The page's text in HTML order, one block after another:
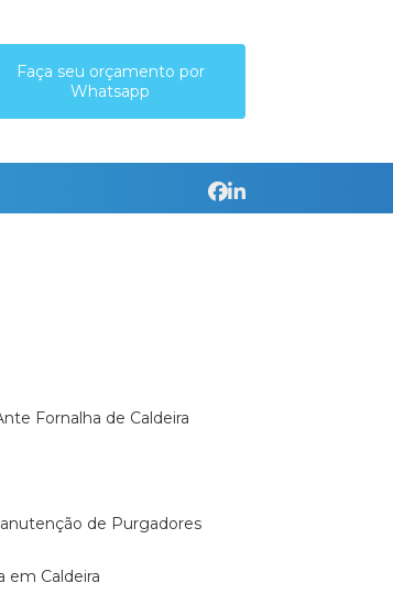
Faça seu orçamento por
Whatsapp
Fornalha de Caldeira
Manutenção de Purgadores
em Caldeira